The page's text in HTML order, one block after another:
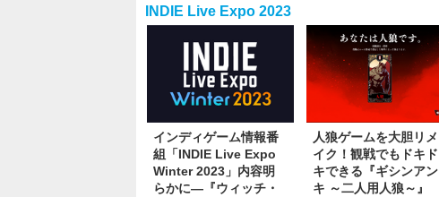
INDIE Live Expo 2023
インディゲーム情報番
組「INDIE Live Expo
Winter 2023」内容明
らかに―『ウィッチ・
人狼ゲームを大胆リメ
イク！観戦でもドキド
キできる『ギシンアン
キ ～二人用人狼～』